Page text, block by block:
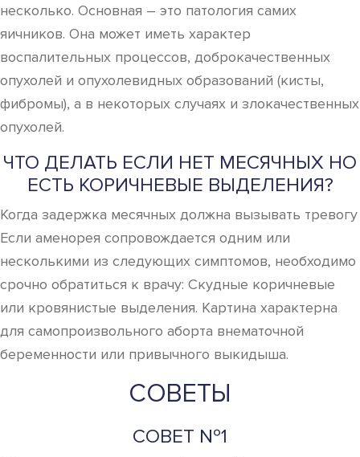
несколько. Основная – это патология самих
яичников. Она может иметь характер
воспалительных процессов, доброкачественных
опухолей и опухолевидных образований (кисты,
фибромы), а в некоторых случаях и злокачественных
опухолей.
ЧТО ДЕЛАТЬ ЕСЛИ НЕТ МЕСЯЧНЫХ НО
ЕСТЬ КОРИЧНЕВЫЕ ВЫДЕЛЕНИЯ?
Когда задержка месячных должна вызывать тревогу
Если аменорея сопровождается одним или
несколькими из следующих симптомов, необходимо
срочно обратиться к врачу: Скудные коричневые
или кровянистые выделения. Картина характерна
для самопроизвольного аборта внематочной
беременности или привычного выкидыша.
СОВЕТЫ
СОВЕТ №1